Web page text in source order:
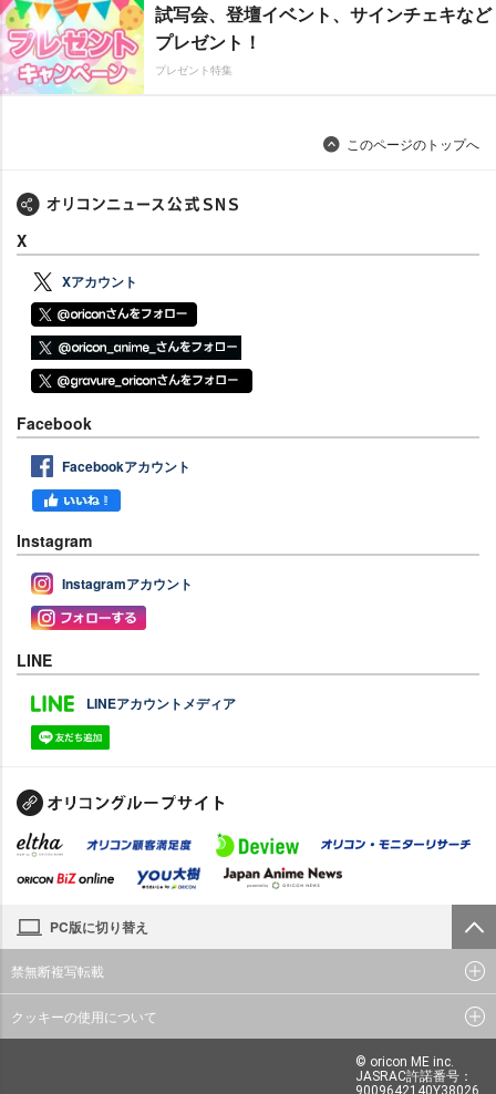
試写会、登壇イベント、サインチェキなど
プレゼント！
プレゼント特集
このページのトップへ
X
Xアカウント
Facebook
Facebookアカウント
Instagram
Instagramアカウント
LINE
LINEアカウントメディア
PC版に切り替え
禁無断複写転載
クッキーの使用について
© oricon ME inc.
JASRAC許諾番号：